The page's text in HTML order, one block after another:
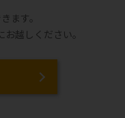
ます。
越しください。